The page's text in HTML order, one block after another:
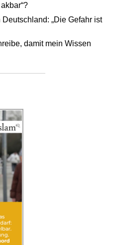
„Die Gefahr ist
damit mein Wissen